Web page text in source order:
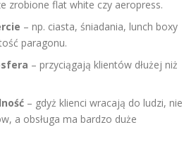
zrobione flat white czy aeropress.
– np. ciasta, śniadania, lunch boxy
paragonu.
– przyciągają klientów dłużej niż
– gdyż klienci wracają do ludzi, nie
a obsługa ma bardzo duże